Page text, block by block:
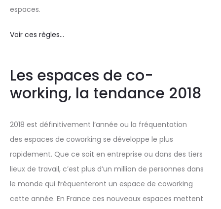
espaces.
Voir ces règles...
Les espaces de co-
working, la tendance 2018
2018 est définitivement l’année ou la fréquentation
des espaces de coworking se développe le plus
rapidement. Que ce soit en entreprise ou dans des tiers
lieux de travail, c’est plus d’un million de personnes dans
le monde qui fréquenteront un espace de coworking
cette année. En France ces nouveaux espaces mettent